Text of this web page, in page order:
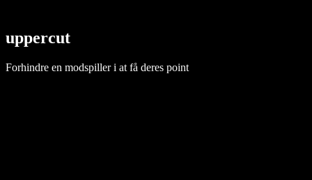
uppercut
Forhindre en modspiller i at få deres point